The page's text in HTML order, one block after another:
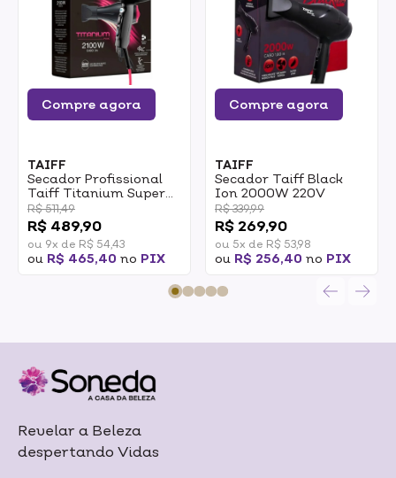
Compre agora
TAIFF
Secador Profissional
Taiff Titanium Super
Potente 2100W 220V
R$ 511,49
R$ 489,90
ou 9x de R$ 54,43
ou R$ 465,40 no PIX
Compre agora
TAIFF
Secador Taiff Black
Ion 2000W 220V
R$ 339,99
R$ 269,90
ou 5x de R$ 53,98
ou R$ 256,40 no PIX
Revelar a Beleza
despertando Vidas